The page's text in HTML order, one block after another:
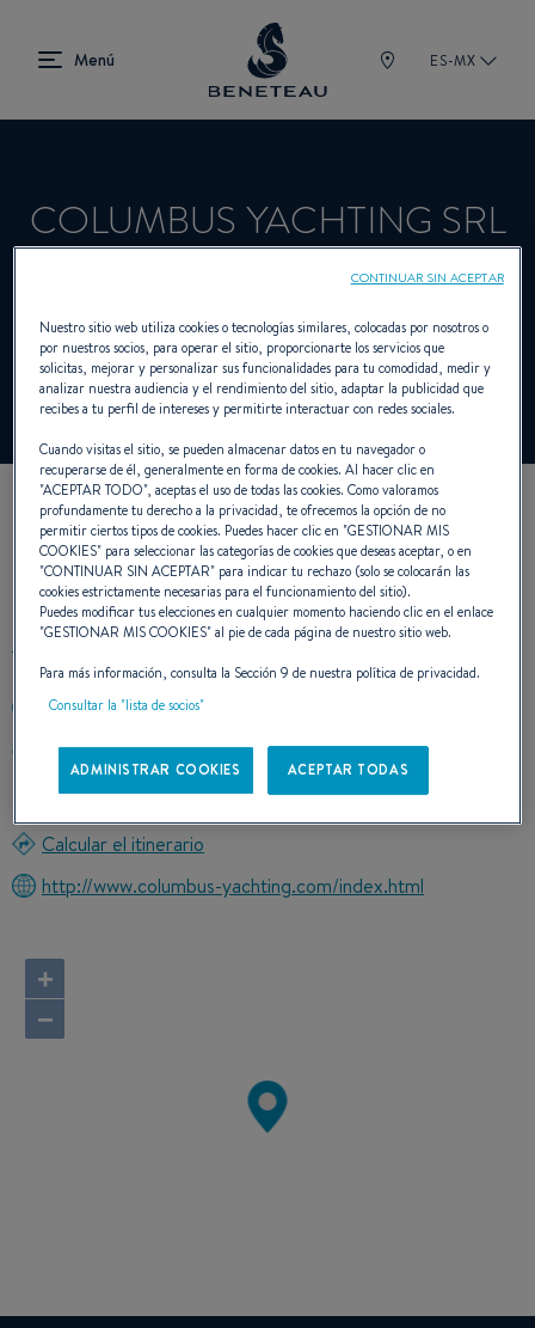
ES-MX
COLUMBUS YACHTING SRL
Concesionario Vela, Fueraborda, First para
BENETEAU
NUESTROS DATOS DE
CONTACTO
+39091584238
PIAZZA ACQUASANTA, 2
90142 PALERMO
Italia
Calcular el itinerario
http://www.columbus-yachting.com/index.html
+
−
Nuestro sitio web utiliza cookies o tecnologías similares, colocadas por nosotros o
por nuestros socios, para operar el sitio, proporcionarte los servicios que
solicitas, mejorar y personalizar sus funcionalidades para tu comodidad, medir y
analizar nuestra audiencia y el rendimiento del sitio, adaptar la publicidad que
recibes a tu perfil de intereses y permitirte interactuar con redes sociales.
Cuando visitas el sitio, se pueden almacenar datos en tu navegador o
recuperarse de él, generalmente en forma de cookies. Al hacer clic en
"ACEPTAR TODO", aceptas el uso de todas las cookies. Como valoramos
profundamente tu derecho a la privacidad, te ofrecemos la opción de no
permitir ciertos tipos de cookies. Puedes hacer clic en "GESTIONAR MIS
COOKIES" para seleccionar las categorías de cookies que deseas aceptar, o en
"CONTINUAR SIN ACEPTAR" para indicar tu rechazo (solo se colocarán las
cookies estrictamente necesarias para el funcionamiento del sitio).
Puedes modificar tus elecciones en cualquier momento haciendo clic en el enlace
"GESTIONAR MIS COOKIES" al pie de cada página de nuestro sitio web.
Para más información, consulta la Sección 9 de nuestra política de privacidad.
Consultar la "lista de socios"
ADMINISTRAR COOKIES ACEPTAR TODAS
CONTINUAR SIN ACEPTAR